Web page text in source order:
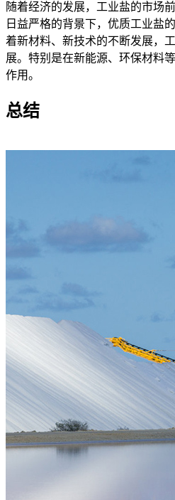
随着经济的发展，工业盐的市场
日益严格的背景下，优质工业盐
着新材料、新技术的不断发展，
展。特别是在新能源、环保材料
作用。
总结